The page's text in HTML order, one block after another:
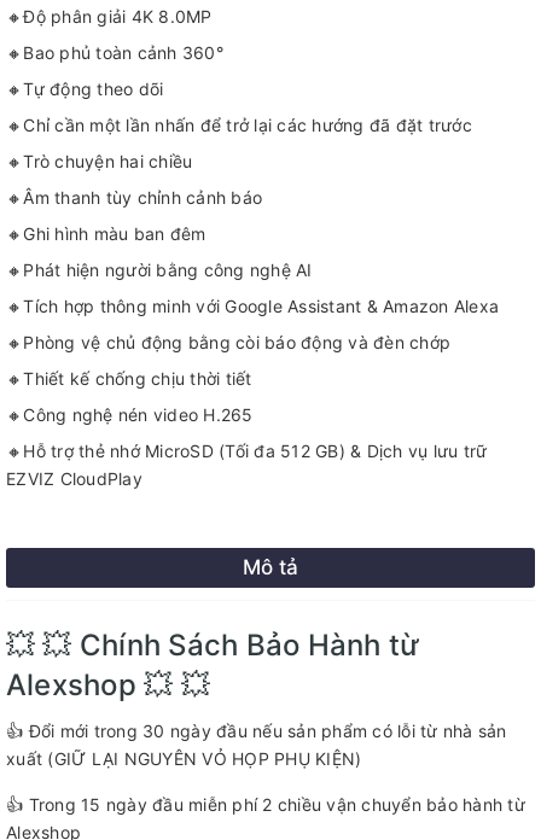
🔸Độ phân giải 4K 8.0MP
🔸Bao phủ toàn cảnh 360°
🔸Tự động theo dõi
🔸Chỉ cần một lần nhấn để trở lại các hướng đã đặt trước
🔸Trò chuyện hai chiều
🔸Âm thanh tùy chỉnh cảnh báo
🔸Ghi hình màu ban đêm
🔸Phát hiện người bằng công nghệ AI
🔸Tích hợp thông minh với Google Assistant & Amazon Alexa
🔸Phòng vệ chủ động bằng còi báo động và đèn chớp
🔸Thiết kế chống chịu thời tiết
🔸Công nghệ nén video H.265
🔸Hỗ trợ thẻ nhớ MicroSD (Tối đa 512 GB) & Dịch vụ lưu trữ
EZVIZ CloudPlay
Mô tả
💥 💥 Chính Sách Bảo Hành từ
Alexshop 💥 💥
👍 Đổi mới trong 30 ngày đầu nếu sản phẩm có lỗi từ nhà sản
xuất (GIỮ LẠI NGUYÊN VỎ HỌP PHỤ KIỆN)
👍 Trong 15 ngày đầu miễn phí 2 chiều vận chuyển bảo hành từ
Alexshop